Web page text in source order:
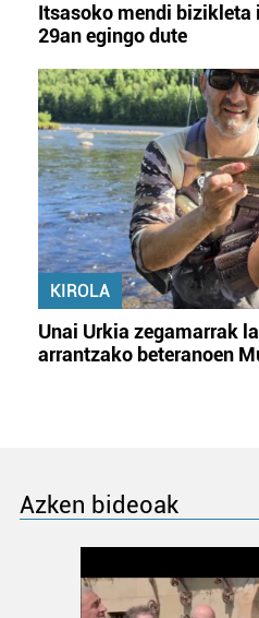
Itsasoko mendi
29an egingo dute
KIROLA
Unai Urkia zegamarrak
arrantzako beteranoen
Azken bideoak